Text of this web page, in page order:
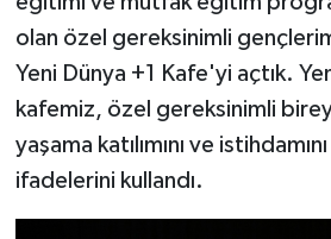
olan özel gereksinimli
Yeni Dünya +1 Kafe'yi açtık.
kafemiz, özel gereksinimli
yaşama katılımını ve
ifadelerini kullandı.